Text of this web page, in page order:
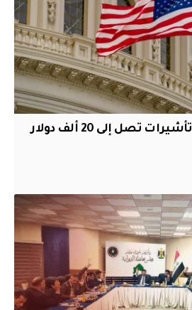
أميركا تقر سندات تأشيرات تصل إلى 20 ألف دولار